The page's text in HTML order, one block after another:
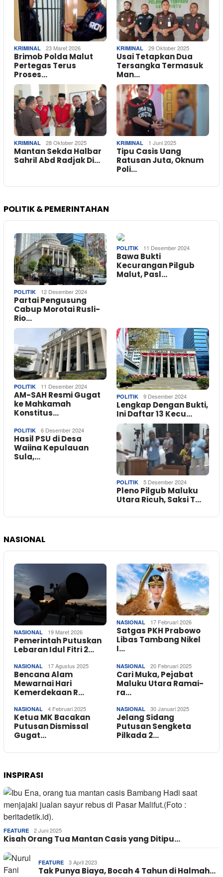
KRIMINAL 23 Maret 2026
Brimob Polda Malut
Pertegas Terus
Proses…
KRIMINAL 29 Oktober 2025
Usai Tetapkan Dua
Tersangka Termasuk
Man…
KRIMINAL 28 Oktober 2025
Mantan Sekda Halbar
Sahril Abd Radjak Di…
KRIMINAL 1 Juni 2025
Tipu Casis Uang
Ratusan Juta, Oknum
Poli…
POLITIK & PEMERINTAHAN
POLITIK 12 Desember 2024
Partai Pengusung
Cabup Morotai Rusli-
Rio…
POLITIK 11 Desember 2024
Bawa Bukti
Kecurangan Pilgub
Malut, Pasl…
POLITIK 11 Desember 2024
AM-SAH Resmi Gugat
ke Mahkamah
Konstitus…
POLITIK 9 Desember 2024
Lengkap Dengan Bukti,
Ini Daftar 13 Kecu…
POLITIK 6 Desember 2024
Hasil PSU di Desa
Waiina Kepulauan
Sula,…
POLITIK 5 Desember 2024
Pleno Pilgub Maluku
Utara Ricuh, Saksi T…
NASIONAL
NASIONAL 19 Maret 2026
Pemerintah Putuskan
Lebaran Idul Fitri 2…
NASIONAL 17 Februari 2026
Satgas PKH Prabowo
Libas Tambang Nikel
I…
NASIONAL 17 Agustus 2025
Bencana Alam
Mewarnai Hari
Kemerdekaan R…
NASIONAL 20 Februari 2025
Cari Muka, Pejabat
Maluku Utara Ramai-
ra…
NASIONAL 4 Februari 2025
Ketua MK Bacakan
Putusan Dismissal
Gugat…
NASIONAL 30 Januari 2025
Jelang Sidang
Putusan Sengketa
Pilkada 2…
INSPIRASI
FEATURE 2 Juni 2025
Kisah Orang Tua Mantan Casis yang Ditipu…
FEATURE 3 April 2023
Tak Punya Biaya, Bocah 4 Tahun di Halmah…